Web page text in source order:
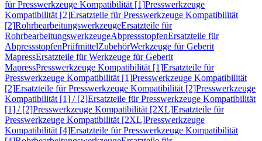
für Presswerkzeuge Kompatibilität [1]Presswerkzeuge
Kompatibilität [2]Ersatzteile für Presswerkzeuge Kompatibilität
[2]RohrbearbeitungswerkzeugeErsatzteile für
RohrbearbeitungswerkzeugeAbpressstopfenErsatzteile für
AbpressstopfenPrüfmittelZubehörWerkzeuge für Geberit
MapressErsatzteile für Werkzeuge für Geberit
MapressPresswerkzeuge Kompatibilität [1]Ersatzteile für
Presswerkzeuge Kompatibilität [1]Presswerkzeuge Kompatibilität
[2]Ersatzteile für Presswerkzeuge Kompatibilität [2]Presswerkzeuge
Kompatibilität [1] / [2]Ersatzteile für Presswerkzeuge Kompatibilität
[1] / [2]Presswerkzeuge Kompatibilität [2XL]Ersatzteile für
Presswerkzeuge Kompatibilität [2XL]Presswerkzeuge
Kompatibilität [4]Ersatzteile für Presswerkzeuge Kompatibilität